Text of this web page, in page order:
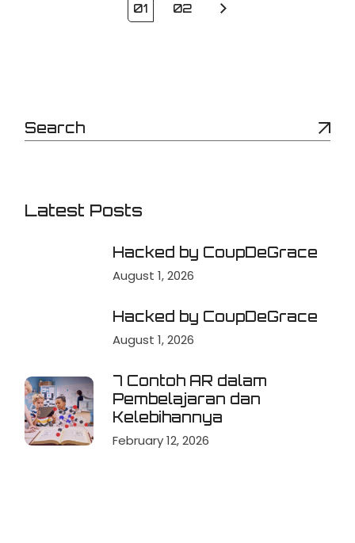
01 02
Latest Posts
Hacked by CoupDeGrace
August 1, 2026
Hacked by CoupDeGrace
August 1, 2026
7 Contoh AR dalam
Pembelajaran dan
Kelebihannya
February 12, 2026